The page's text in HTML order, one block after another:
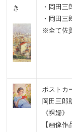
き
・岡田三
・岡田三
※全て佐
ポストカ
岡田三郎
《裸婦》
【画像